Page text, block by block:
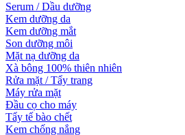
Serum / Dầu dưỡng
Kem dưỡng da
Kem dưỡng mắt
Son dưỡng môi
Mặt nạ dưỡng da
Xà bông 100% thiên nhiên
Rửa mặt / Tẩy trang
Máy rửa mặt
Đầu cọ cho máy
Tẩy tế bào chết
Kem chống nắng